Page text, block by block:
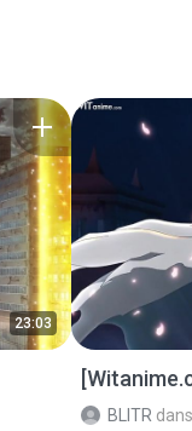
23:03
BLITR dans